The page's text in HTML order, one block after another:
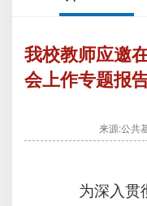
我校教师应邀
会上作专题报
来源:公共
为深入贯